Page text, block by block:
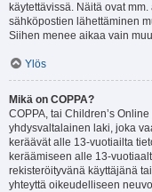
käytettävissä. Näitä ovat
sähköpostien lähettäminen
Siihen menee aikaa vain
Ylös
Mikä on COPPA?
COPPA, tai Children’s
yhdysvaltalainen laki, joka
keräävät alle 13-vuotiailta
keräämiseen alle 13-
rekisteröityvänä käyttäjänä
yhteyttä oikeudelliseen